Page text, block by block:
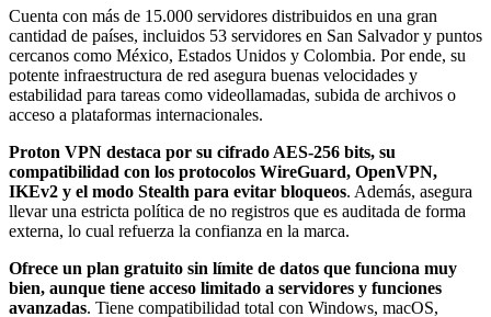
Cuenta con más de 15.000 servidores distribuidos en una gran
cantidad de países, incluidos 53 servidores en San Salvador y puntos
cercanos como México, Estados Unidos y Colombia. Por ende, su
potente infraestructura de red asegura buenas velocidades y
estabilidad para tareas como videollamadas, subida de archivos o
acceso a plataformas internacionales.
Proton VPN destaca por su cifrado AES-256 bits, su
compatibilidad con los protocolos WireGuard, OpenVPN,
IKEv2 y el modo Stealth para evitar bloqueos. Además, asegura
llevar una estricta política de no registros que es auditada de forma
externa, lo cual refuerza la confianza en la marca.
Ofrece un plan gratuito sin límite de datos que funciona muy
bien, aunque tiene acceso limitado a servidores y funciones
avanzadas. Tiene compatibilidad total con Windows, macOS,